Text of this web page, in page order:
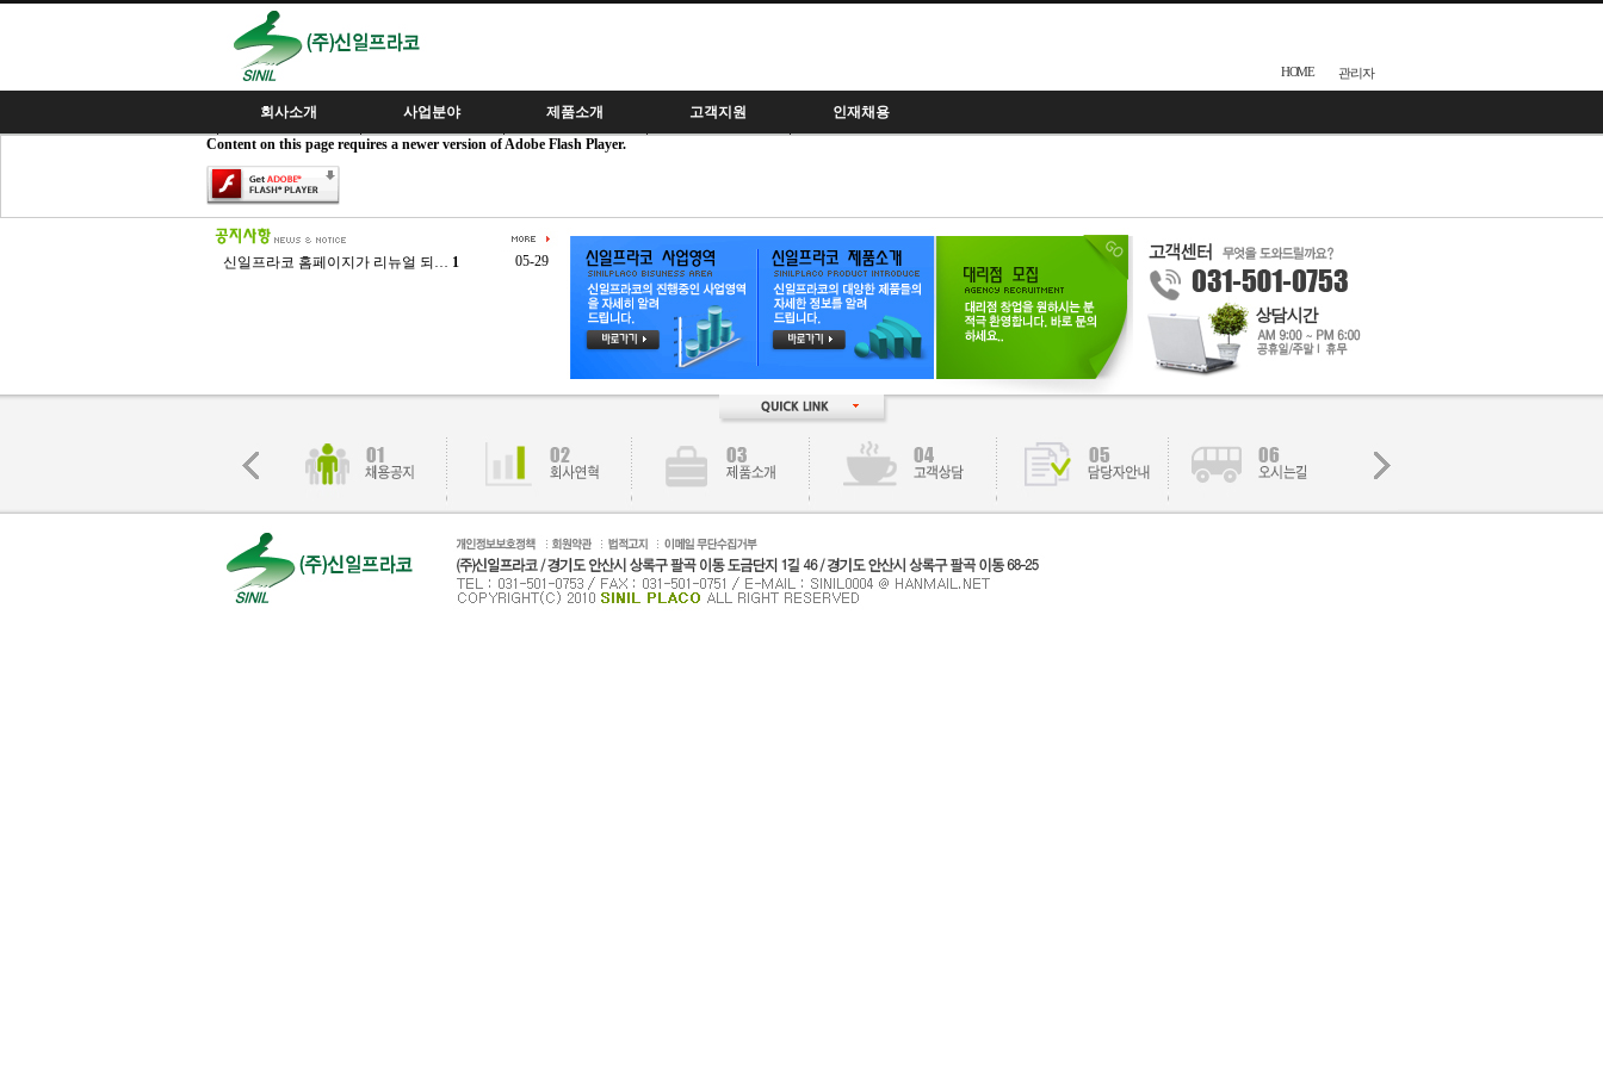
HOME 관리자
회사소개
인사말
경영이념
회사연혁
사업분야
핵심사업분야
제품소개
사업분야별
제품갤러리
고객지원
공지사항
고객상담
인재채용
지원하기
Content on this page requires a newer version of Adobe Flash Player.
신일프라코 홈페이지가 리뉴얼 되… 1 05-29